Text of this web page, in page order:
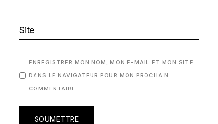
ENREGISTRER MON NOM, MON E-MAIL ET MON SITE
DANS LE NAVIGATEUR POUR MON PROCHAIN
COMMENTAIRE.
SOUMETTRE